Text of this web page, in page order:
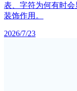
表、字符为何有时
装饰作用。
2026/7/23